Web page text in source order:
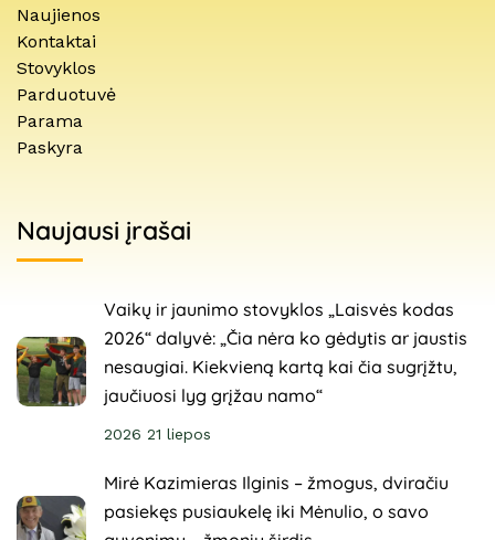
Naujienos
Kontaktai
Stovyklos
Parduotuvė
Parama
Paskyra
Naujausi įrašai
Vaikų ir jaunimo stovyklos „Laisvės kodas
2026“ dalyvė: „Čia nėra ko gėdytis ar jaustis
nesaugiai. Kiekvieną kartą kai čia sugrįžtu,
jaučiuosi lyg grįžau namo“
2026 21 liepos
Mirė Kazimieras Ilginis – žmogus, dviračiu
pasiekęs pusiaukelę iki Mėnulio, o savo